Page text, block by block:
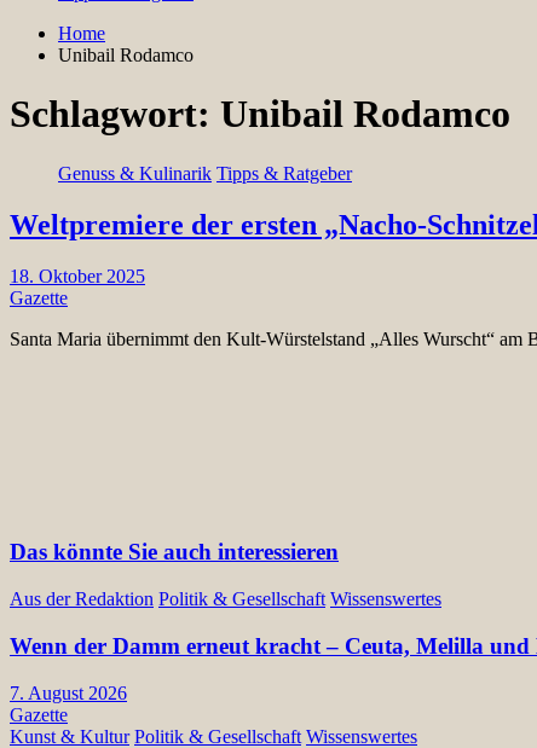
Home
Unibail Rodamco
Schlagwort: Unibail Rodamco
Genuss & Kulinarik Tipps & Ratgeber
Weltpremiere der ersten „Nacho-
18. Oktober 2025
Gazette
Santa Maria übernimmt den Kult-Würstelstand „Alles Wurscht“
Das könnte Sie auch interessieren
Aus der Redaktion Politik & Gesellschaft Wissenswertes
Wenn der Damm erneut kracht – Ceuta, Melilla und
7. August 2026
Gazette
Kunst & Kultur Politik & Gesellschaft Wissenswertes